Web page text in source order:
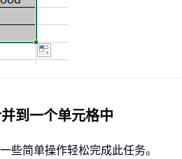
到一个单元格中
些简单操作轻松完成此任务。